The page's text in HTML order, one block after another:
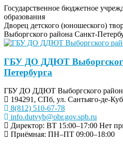
Государственное бюджетное
образования
Дворец детского (юношеского)
Выборгского района Санкт-
ГБУ ДО ДДЮТ
Петербурга
ГБУ ДО ДДЮТ Выборгского
194291, СПб, ул. Сантьяго-де-
8(812) 510-67-78
info.dutvyb@obr.gov.spb.ru
Директор: ВТ 15:00–17:00 Нет
Приёмная: ПН–ПТ 09:00–18:00